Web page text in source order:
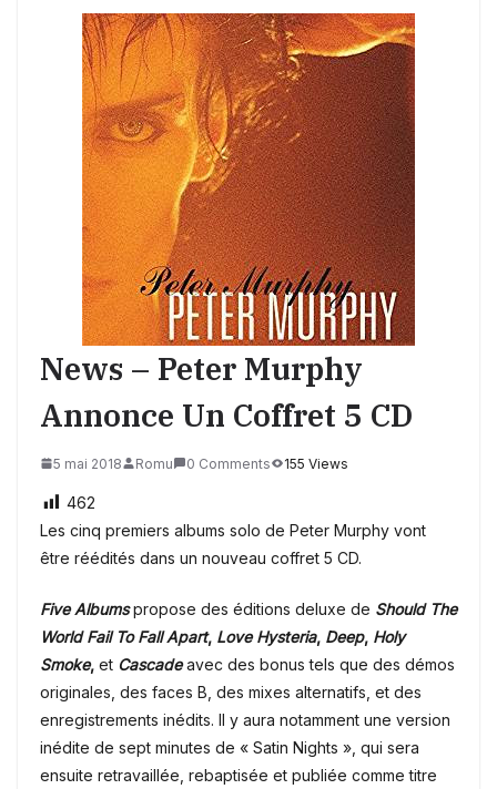
News – Peter Murphy
Annonce Un Coffret 5 CD
5 mai 2018 Romu 0 Comments 155 Views
462
Les cinq premiers albums solo de Peter Murphy vont
être réédités dans un nouveau coffret 5 CD.
Five Albums propose des éditions deluxe de Should The
World Fail To Fall Apart, Love Hysteria, Deep, Holy
Smoke, et Cascadeavec des bonus tels que des démos
originales, des faces B, des mixes alternatifs, et des
enregistrements inédits. Il y aura notamment une version
inédite de sept minutes de « Satin Nights », qui sera
ensuite retravaillée, rebaptisée et publiée comme titre